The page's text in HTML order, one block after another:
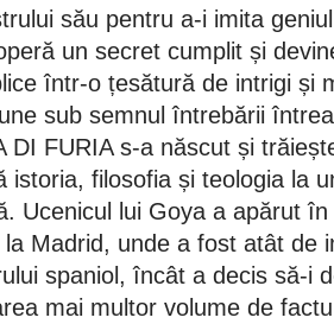
său pentru a-i imita
un secret cumplit și
într-o țesătură de intrigi și
sub semnul întrebării
DI FURIA s-a născut și
istoria, filosofia și teologia la
Ucenicul lui Goya a apărut
la Madrid, unde a fost atât de
spaniol, încât a decis să-i
mai multor volume de